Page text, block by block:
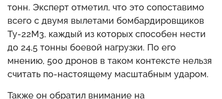
тонн. Эксперт отметил, что это сопоставимо
всего с двумя вылетами бомбардировщиков
Ту-22М3, каждый из которых способен нести
до 24,5 тонны боевой нагрузки. По его
мнению, 500 дронов в таком контексте нельзя
считать по-настоящему масштабным ударом.
Также он обратил внимание на